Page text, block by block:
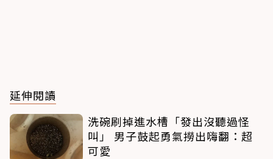
延伸閱讀
洗碗刷掉進水槽「發出沒聽過怪
叫」 男子鼓起勇氣撈出嗨翻：超
可愛